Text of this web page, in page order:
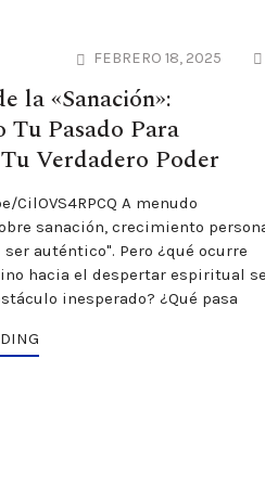
FEBRERO 18, 2025
la «Sanación»:
Tu Pasado Para
Verdadero Poder
CilOVS4RPCQ A menudo
sanación, crecimiento
auténtico". Pero ¿qué ocurre
hacia el despertar espiritual se
inesperado? ¿Qué pasa